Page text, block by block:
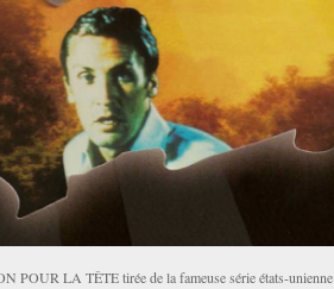
POUR LA TÊTE tirée de la fameuse série états-unienne